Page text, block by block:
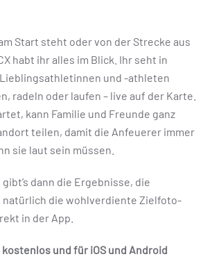
Start steht oder von der Strecke aus
habt ihr alles im Blick. Ihr seht in
und -athleten
radeln oder laufen – live auf der Karte.
kann Familie und Freunde ganz
teilen, damit die Anfeuerer immer
sie laut sein müssen.
dann die Ergebnisse, die
natürlich die wohlverdiente Zielfoto-
in der App.
kostenlos und für iOS und Android